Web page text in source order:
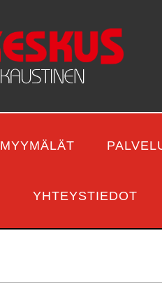
MYYMÄLÄT
YHTEYSTIEDOT